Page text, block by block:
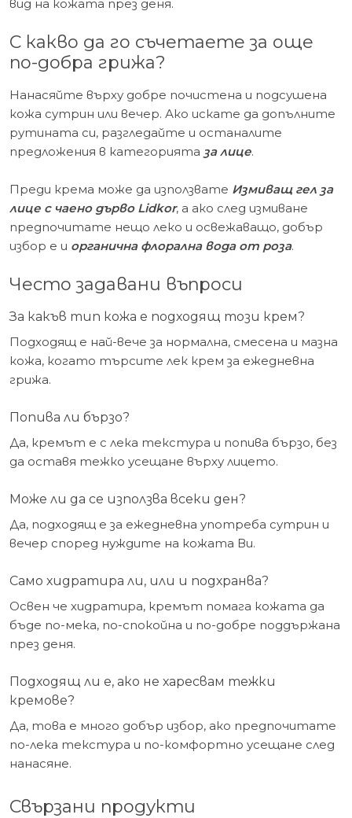
вид на кожата през деня.
С какво да го съчетаете за още
по-добра грижа?
Нанасяйте върху добре почистена и подсушена
кожа сутрин или вечер. Ако искате да допълните
рутината си, разгледайте и останалите
предложения в категорията за лице.
Преди крема може да използвате Измиващ гел за
лице с чаено дърво Lidkor, а ако след измиване
предпочитате нещо леко и освежаващо, добър
избор е и органична флорална вода от роза.
Често задавани въпроси
За какъв тип кожа е подходящ този крем?
Подходящ е най-вече за нормална, смесена и мазна
кожа, когато търсите лек крем за ежедневна
грижа.
Попива ли бързо?
Да, кремът е с лека текстура и попива бързо, без
да оставя тежко усещане върху лицето.
Може ли да се използва всеки ден?
Да, подходящ е за ежедневна употреба сутрин и
вечер според нуждите на кожата Ви.
Само хидратира ли, или и подхранва?
Освен че хидратира, кремът помага кожата да
бъде по-мека, по-спокойна и по-добре поддържана
през деня.
Подходящ ли е, ако не харесвам тежки
кремове?
Да, това е много добър избор, ако предпочитате
по-лека текстура и по-комфортно усещане след
нанасяне.
Свързани продукти